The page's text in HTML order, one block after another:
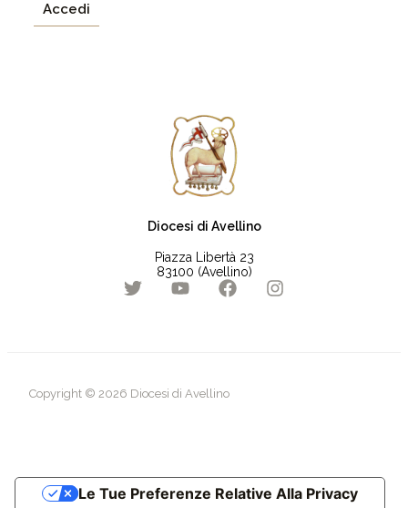
Accedi
Diocesi di Avellino
Piazza Libertà 23
83100 (Avellino)
Copyright © 2026 Diocesi di Avellino
Le Tue Preferenze Relative Alla Privacy